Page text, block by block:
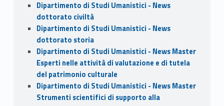
Dipartimento di Studi Umanistici - News
dottorato civiltà
Dipartimento di Studi Umanistici - News
dottorato storia
Dipartimento di Studi Umanistici - News Master
Esperti nelle attività di valutazione e di tutela
del patrimonio culturale
Dipartimento di Studi Umanistici - News Master
Strumenti scientifici di supporto alla